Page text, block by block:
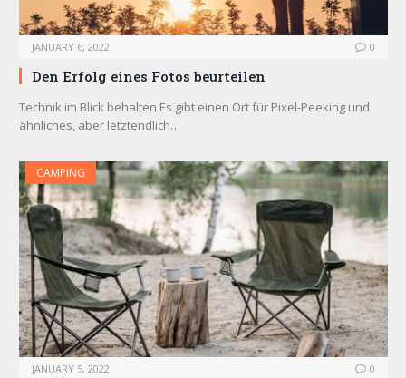
JANUARY 6, 2022 0
Den Erfolg eines Fotos beurteilen
Technik im Blick behalten Es gibt einen Ort für Pixel-Peeking und
ähnliches, aber letztendlich…
CAMPING
JANUARY 5, 2022 0